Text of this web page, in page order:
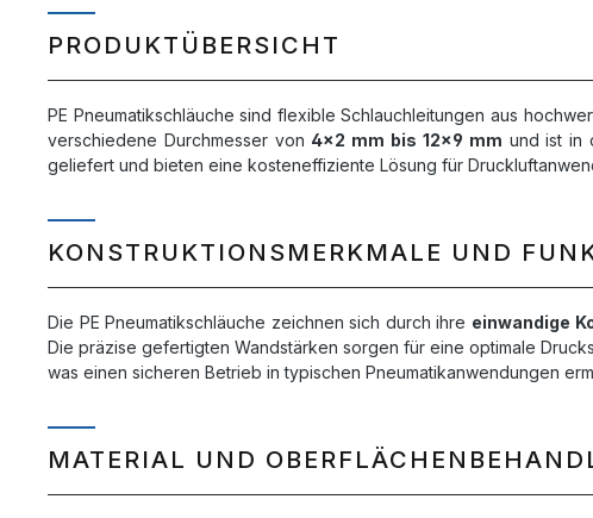
PRODUKTÜBERSICHT
PE Pneumatikschläuche sind flexible Schlauchleitungen aus
verschiedene Durchmesser von 4x2 mm bis 12x9 mm und ist in
geliefert und bieten eine kosteneffiziente Lösung für
KONSTRUKTIONSMERKMALE UND
Die PE Pneumatikschläuche zeichnen sich durch ihre einwandige
Die präzise gefertigten Wandstärken sorgen für eine optimale
was einen sicheren Betrieb in typischen Pneumatikanwendungen
MATERIAL UND